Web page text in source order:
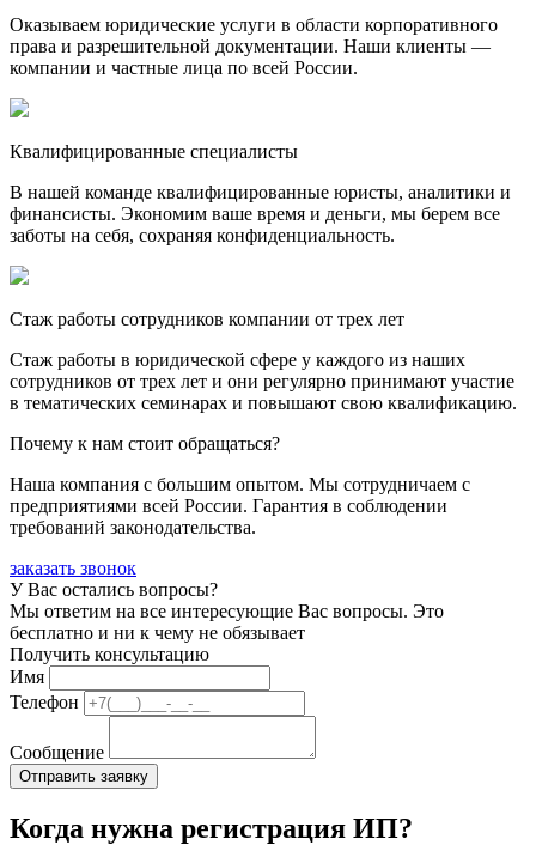
Оказываем юридические услуги в области корпоративного
права и разрешительной документации. Наши клиенты —
компании и частные лица по всей России.
Квалифицированные специалисты
В нашей команде квалифицированные юристы, аналитики и
финансисты. Экономим ваше время и деньги, мы берем все
заботы на себя, сохраняя конфиденциальность.
Стаж работы сотрудников компании от трех лет
Стаж работы в юридической сфере у каждого из наших
сотрудников от трех лет и они регулярно принимают участие
в тематических семинарах и повышают свою квалификацию.
Почему к нам стоит обращаться?
Наша компания с большим опытом. Мы сотрудничаем с
предприятиями всей России. Гарантия в соблюдении
требований законодательства.
заказать звонок
У Вас остались вопросы?
Мы ответим на все интересующие Вас вопросы. Это
бесплатно и ни к чему не обязывает
Получить консультацию
Имя
Телефон
Сообщение
Когда нужна регистрация ИП?